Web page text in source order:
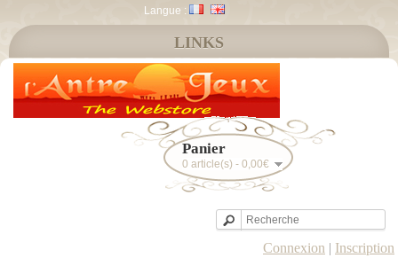
Langue :
Panier
0 article(s) - 0,00€
Connexion | Inscription
LINKS